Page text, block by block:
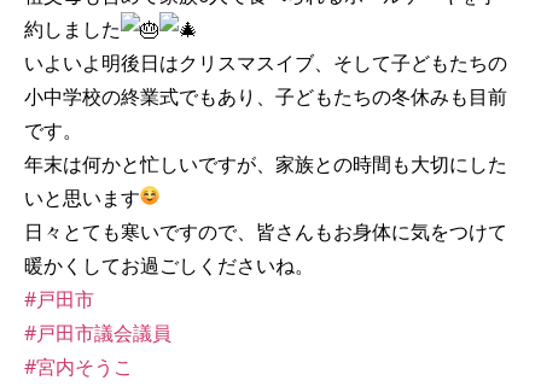
約しました
いよいよ明後日はクリスマスイブ、そして子どもたちの
小中学校の終業式でもあり、子どもたちの冬休みも目前
です。
年末は何かと忙しいですが、家族との時間も大切にした
いと思います
日々とても寒いですので、皆さんもお身体に気をつけて
暖かくしてお過ごしくださいね。
#戸田市
#戸田市議会議員
#宮内そうこ